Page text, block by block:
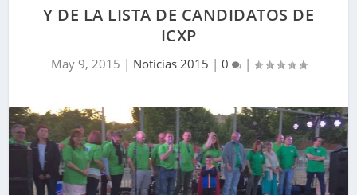
Y DE LA LISTA DE CANDIDATOS DE
ICXP
May 9, 2015 | Noticias 2015 | 0 |